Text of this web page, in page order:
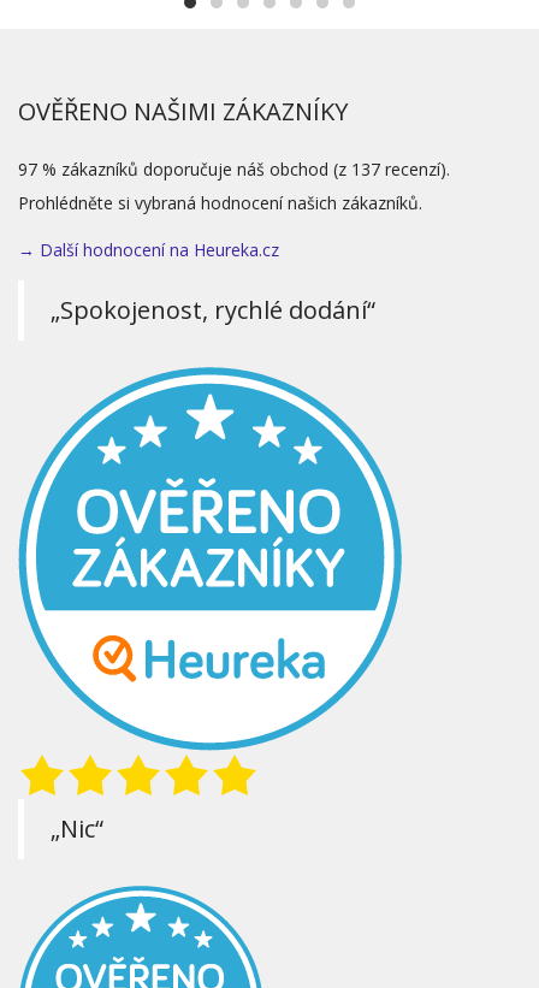
OVĚŘENO NAŠIMI ZÁKAZNÍKY
97 % zákazníků doporučuje náš obchod (z 137 recenzí).
Prohlédněte si vybraná hodnocení našich zákazníků.
→ Další hodnocení na Heureka.cz
„Spokojenost, rychlé dodání“
„Nic“